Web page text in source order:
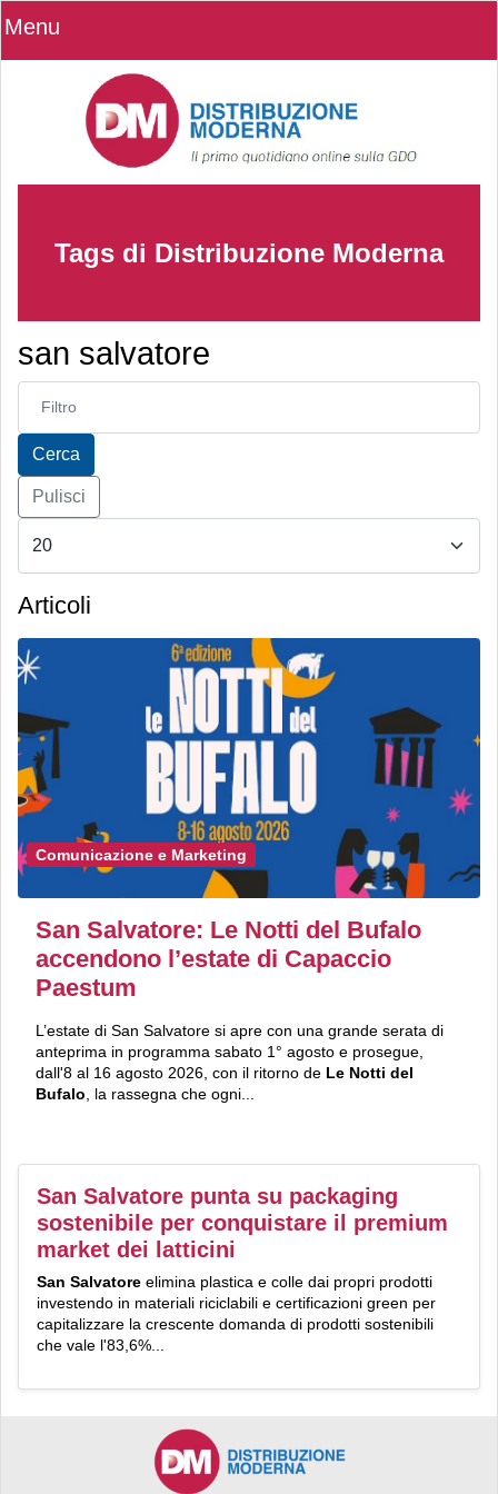
Menu
Tags di Distribuzione Moderna
san salvatore
Inserisci parte del titolo
Cerca
Pulisci
Articoli
Comunicazione e Marketing
San Salvatore: Le Notti del Bufalo
accendono l’estate di Capaccio
Paestum
L’estate di San Salvatore si apre con una grande serata di
anteprima in programma sabato 1° agosto e prosegue,
dall'8 al 16 agosto 2026, con il ritorno de Le Notti del
Bufalo , la rassegna che ogni...
San Salvatore punta su packaging
sostenibile per conquistare il premium
market dei latticini
San Salvatore elimina plastica e colle dai propri prodotti
investendo in materiali riciclabili e certificazioni green per
capitalizzare la crescente domanda di prodotti sostenibili
che vale l'83,6%...